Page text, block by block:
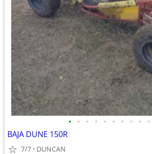
• • • • • • • • • •
BAJA DUNE 150R
7/7 DUNCAN